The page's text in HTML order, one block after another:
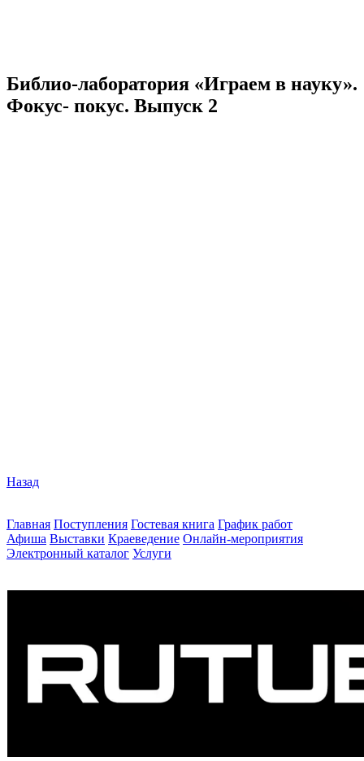
Библио-лаборатория «Играем в науку».
Фокус- покус. Выпуск 2
Назад
Главная Поступления Гостевая книга График работ
Афиша Выставки Краеведение Онлайн-мероприятия
Электронный каталог Услуги